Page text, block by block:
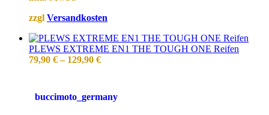
zzgl Versandkosten
PLEWS EXTREME EN1 THE TOUGH ONE Reifen
79,90 €– 129,90 €
buccimoto_germany